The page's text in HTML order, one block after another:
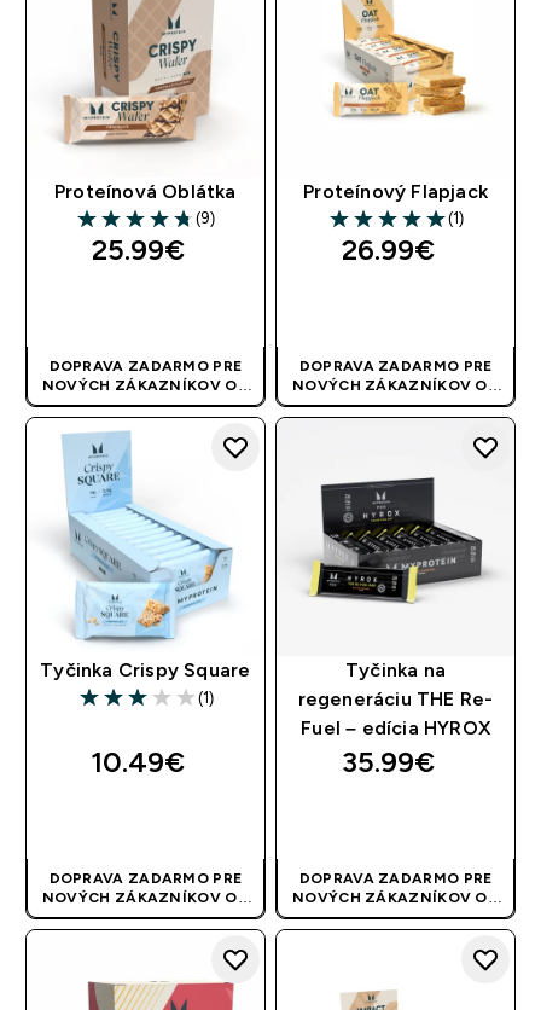
Proteínová Oblátka
4.78 out of 5 stars
(9)
25.99€‎
DOPRAVA ZADARMO PRE
NOVÝCH ZÁKAZNÍKOV OD
40 EUR| AKCIA SA APLIKUJE
AUTOMATICKY
Proteínový Flapjack
5 out of 5 stars
(1)
26.99€‎
DOPRAVA ZADARMO PRE
NOVÝCH ZÁKAZNÍKOV OD
40 EUR| AKCIA SA APLIKUJE
AUTOMATICKY
Tyčinka Crispy Square
3 out of 5 stars
(1)
10.49€‎
DOPRAVA ZADARMO PRE
NOVÝCH ZÁKAZNÍKOV OD
40 EUR| AKCIA SA APLIKUJE
Tyčinka na
regeneráciu THE Re-
Fuel – edícia HYROX
35.99€‎
DOPRAVA ZADARMO PRE
NOVÝCH ZÁKAZNÍKOV OD
40 EUR| AKCIA SA APLIKUJE